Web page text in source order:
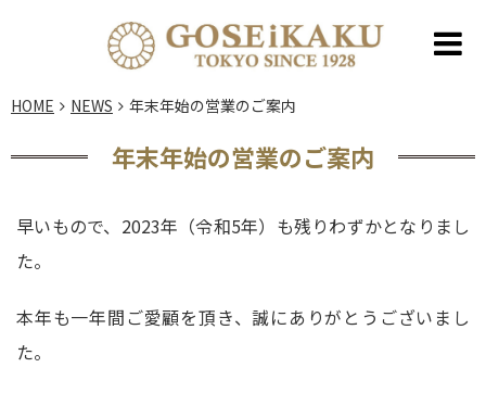
HOME NEWS 年末年始の営業のご案内
年末年始の営業のご案内
早いもので、2023年（令和5年）も残りわずかとなりまし
た。
本年も一年間ご愛顧を頂き、誠にありがとうございまし
た。